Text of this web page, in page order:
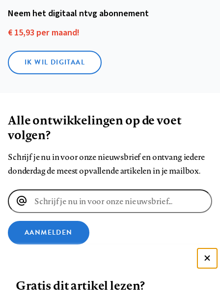
Neem het digitaal ntvg abonnement
€ 15,93 per maand!
IK WIL DIGITAAL
Alle ontwikkelingen op de voet
volgen?
Schrijf je nu in voor onze nieuwsbrief en ontvang iedere
donderdag de meest opvallende artikelen in je mailbox.
E-
mailadres
AANMELDEN
Gratis dit artikel lezen?
Zie onze cookie policy